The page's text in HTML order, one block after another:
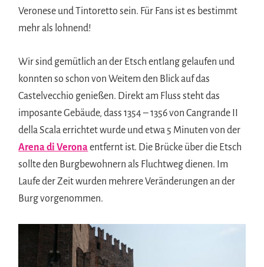
Veronese und Tintoretto sein. Für Fans ist es bestimmt
mehr als lohnend!
Wir sind gemütlich an der Etsch entlang gelaufen und
konnten so schon von Weitem den Blick auf das
Castelvecchio genießen. Direkt am Fluss steht das
imposante Gebäude, dass 1354 – 1356 von Cangrande II
della Scala errichtet wurde und etwa 5 Minuten von der
Arena di Veronaentfernt ist. Die Brücke über die Etsch
sollte den Burgbewohnern als Fluchtweg dienen. Im
Laufe der Zeit wurden mehrere Veränderungen an der
Burg vorgenommen.